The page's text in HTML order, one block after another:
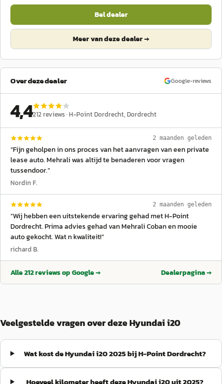
Bel dealer
Meer van deze dealer →
Over deze dealer Google-reviews
4,4212 reviews ·H-Point Dordrecht, Dordrecht
2 maanden geleden
“Fijn geholpen in ons proces van het aanvragen van een private
lease auto. Mehrali was altijd te benaderen voor vragen
tussendoor.”
Nordin F.
2 maanden geleden
“Wij hebben een uitstekende ervaring gehad met H-Point
Dordrecht. Prima advies gehad van Mehrali Coban en mooie
auto gekocht. Wat n kwaliteit!”
richard B.
Alle212reviews op Google → Dealerpagina →
Veelgestelde vragen over deze Hyundai i20
Wat kost de Hyundai i20 2025 bij H-Point Dordrecht?